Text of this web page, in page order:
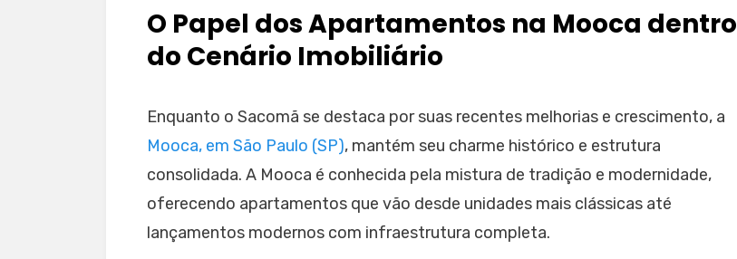
O Papel dos Apartamentos na Mooca dentro
do Cenário Imobiliário
Enquanto o Sacomã se destaca por suas recentes melhorias e crescimento, a
Mooca, em São Paulo (SP), mantém seu charme histórico e estrutura
consolidada. A Mooca é conhecida pela mistura de tradição e modernidade,
oferecendo apartamentos que vão desde unidades mais clássicas até
lançamentos modernos com infraestrutura completa.